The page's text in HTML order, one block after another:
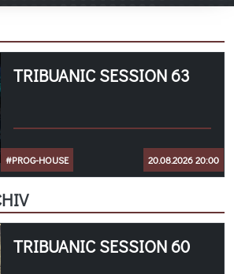
TRIBUANIC SESSION 63
#PROG-HOUSE 20.08.2026 20:00
TRIBUANIC SESSION 60